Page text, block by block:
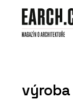
výroba